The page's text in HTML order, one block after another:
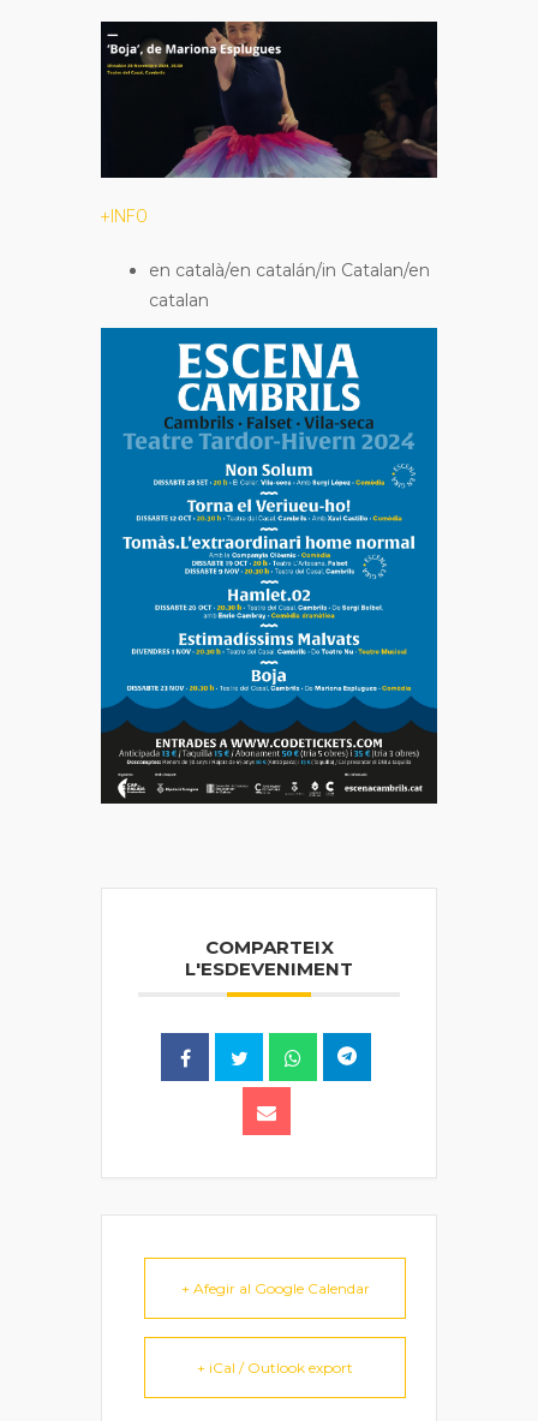
+INFO
en català/en catalán/in Catalan/en
catalan
COMPARTEIX
L'ESDEVENIMENT
+ Afegir al Google Calendar
+ iCal / Outlook export